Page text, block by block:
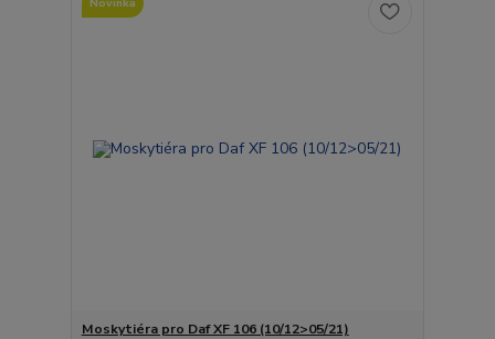
Moskytiéra pro Daf XF 106 (10/12>05/21)